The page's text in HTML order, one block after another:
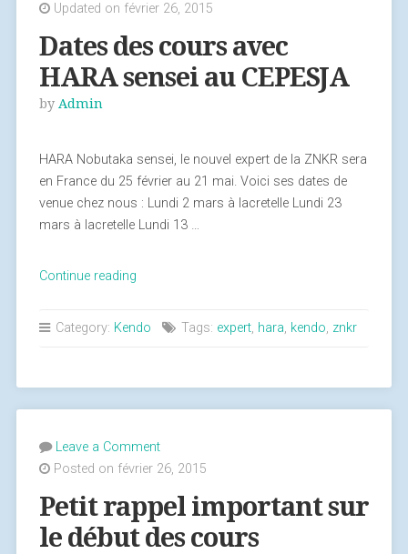
Updated on février 26, 2015
Dates des cours avec
HARA sensei au CEPESJA
by Admin
HARA Nobutaka sensei, le nouvel expert de la ZNKR sera
en France du 25 février au 21 mai. Voici ses dates de
venue chez nous : Lundi 2 mars à lacretelle Lundi 23
mars à lacretelle Lundi 13 …
Continue reading
cours
sensei
au
Category: Kendo Tags: expert, hara, kendo, znkr
Leave a Comment
Posted on février 26, 2015
Petit rappel important sur
le début des cours